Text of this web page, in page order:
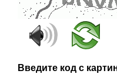
Введите код с